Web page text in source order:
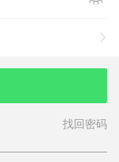

找回密码